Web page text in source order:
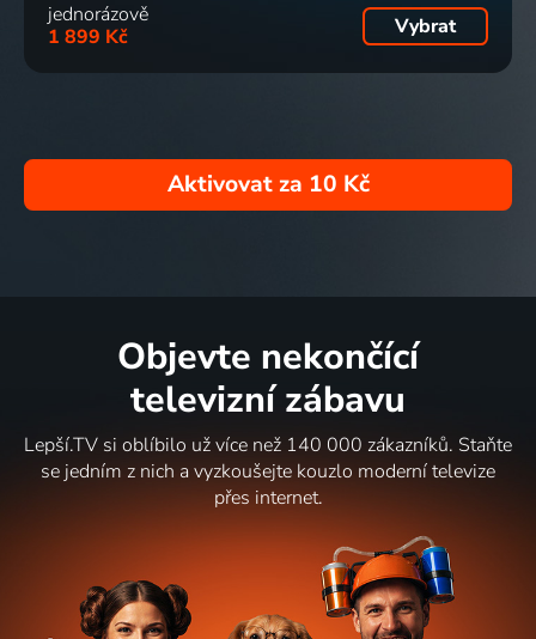
jednorázově
1 899 Kč
Vybrat
Aktivovat za 10 Kč
Objevte nekončící
televizní zábavu
Lepší.TV si oblíbilo už více než 140 000 zákazníků. Staňte
se jedním z nich a vyzkoušejte kouzlo moderní televize
přes internet.